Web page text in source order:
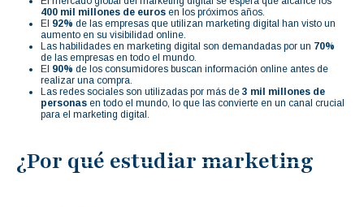
400 mil millones de euros en los próximos años.
El 92% de las empresas que utilizan marketing digital han visto un
aumento en su visibilidad online.
Las habilidades en marketing digital son demandadas por un 70%
de las empresas en todo el mundo.
El 90% de los consumidores buscan información online antes de
realizar una compra.
Las redes sociales son utilizadas por más de 3 mil millones de
personas en todo el mundo, lo que las convierte en un canal crucial
para el marketing digital.
¿Por qué estudiar marketing